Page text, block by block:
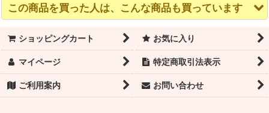
この商品を買った人は、こんな商品も買っています
ショッピングカート お気に入り
マイページ 特定商取引法表示
ご利用案内 お問い合わせ